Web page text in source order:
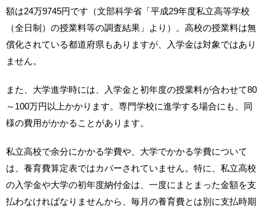
額は24万9745円です（文部科学省「平成29年度私立高等学校
（全日制）の授業料等の調査結果」より）。高校の授業料は無
償化されている都道府県もありますが、入学金は対象ではあり
ません。
また、大学進学時には、入学金と初年度の授業料が合わせて80
～100万円以上かかります。専門学校に進学する場合にも、同
様の費用がかかることがあります。
私立高校で余分にかかる学費や、大学でかかる学費について
は、養育費算定表ではカバーされていません。特に、私立高校
の入学金や大学の初年度納付金は、一度にまとまった金額を支
払わなければなりませんから、毎月の養育費とは別に支払時期